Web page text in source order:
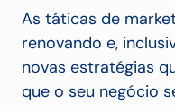
As táticas de
renovando e,
novas estratégias
que o seu negócio